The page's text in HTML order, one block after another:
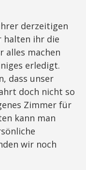
derzeitigen
halten ihr die
alles machen
erledigt.
dass unser
doch nicht so
Zimmer für
kann man
wir noch